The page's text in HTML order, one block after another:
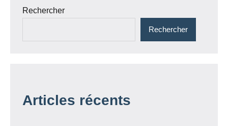
Rechercher
Rechercher
Articles récents